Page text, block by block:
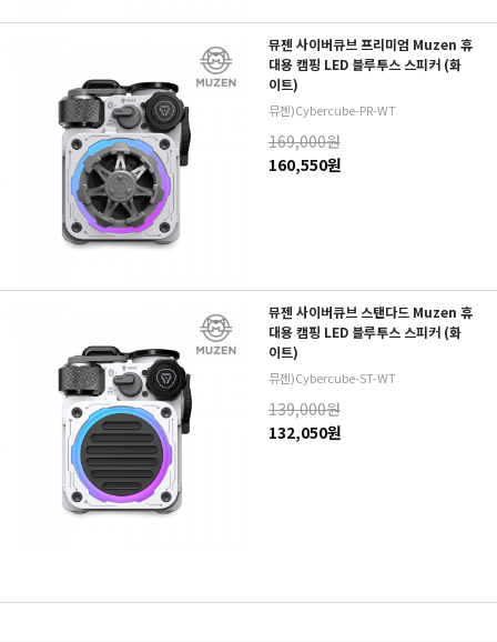
뮤젠 사이버큐브 프리미엄 Muzen 휴
대용 캠핑 LED 블루투스 스피커 (화
이트)
뮤젠)Cybercube-PR-WT
169,000원
160,550원
뮤젠 사이버큐브 스탠다드 Muzen 휴
대용 캠핑 LED 블루투스 스피커 (화
이트)
뮤젠)Cybercube-ST-WT
139,000원
132,050원